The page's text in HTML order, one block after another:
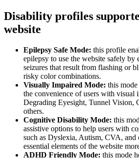
Disability profiles
website
Epilepsy Safe Mode: this profile
epilepsy to use the website safely
seizures that result from flashing or
risky color combinations.
Visually Impaired Mode: this
the convenience of users with visual
Degrading Eyesight, Tunnel Vision,
others.
Cognitive Disability Mode: this
assistive options to help users with
such as Dyslexia, Autism, CVA, and
essential elements of the website
ADHD Friendly Mode: this mode